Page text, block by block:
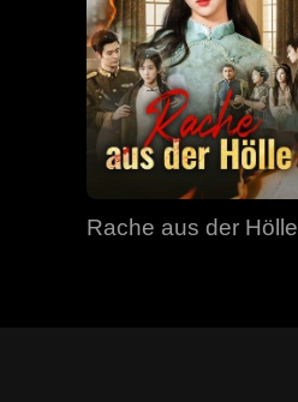
Rache aus der Hölle